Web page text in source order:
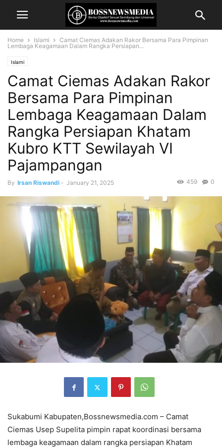
Home Islami
Camat Ciemas Adakan Rakor Bersama Para Pimpinan
Lembaga Keagamaan Dalam Rangka Persiapan...
Islami
Camat Ciemas Adakan Rakor
Bersama Para Pimpinan
Lembaga Keagamaan Dalam
Rangka Persiapan Khatam
Kubro KTT Sewilayah VI
Pajampangan
By Irsan Riswandi - January 21, 2025 0
459
Sukabumi Kabupaten,Bossnewsmedia.com – Camat
Ciemas Usep Supelita pimpin rapat koordinasi bersama
lembaga keagamaan dalam rangka persiapan Khatam